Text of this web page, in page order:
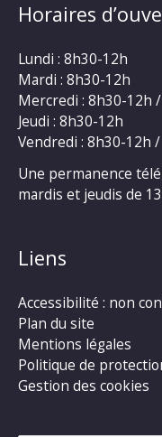
Horaires
Lundi : 8h30-12h
Mardi : 8h30-12h
Mercredi : 8h30-12h
Jeudi : 8h30-12h
Vendredi : 8h30-12h
Une permanence
mardis et jeudis de
Liens
Accessibilité : non
Plan du site
Mentions légales
Politique de
Gestion des cookies